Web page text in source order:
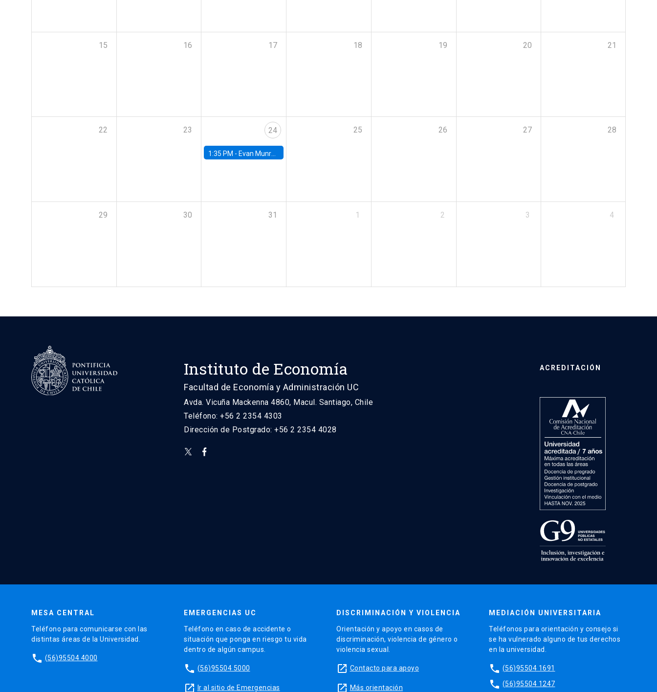
15 16 17 18 19 20 21
22 23 24
1:35 PM - Evan Munro, Neyman Visiting Assistant Professor in the Department of Statistics at UC Berkeley
25 26 27 28
29 30 31 1 2 3 4
Instituto de Economía
Facultad de Economía y Administración UC
Avda. Vicuña Mackenna 4860, Macul. Santiago, Chile
Teléfono: +56 2 2354 4303
Dirección de Postgrado: +56 2 2354 4028
ACREDITACIÓN
MESA CENTRAL
Teléfono para comunicarse con las
distintas áreas de la Universidad.
phone (56)95504 4000
EMERGENCIAS UC
Teléfono en caso de accidente o
situación que ponga en riesgo tu vida
dentro de algún campus.
phone (56)95504 5000
launch Ir al sitio de Emergencias
DISCRIMINACIÓN Y VIOLENCIA
Orientación y apoyo en casos de
discriminación, violencia de género o
violencia sexual.
launch Contacto para apoyo
launch Más orientación
MEDIACIÓN UNIVERSITARIA
Teléfonos para orientación y consejo si
se ha vulnerado alguno de tus derechos
en la universidad.
phone (56)95504 1691
phone (56)95504 1247